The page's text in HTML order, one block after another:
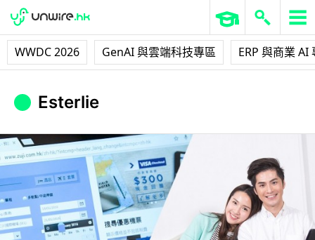
WWDC 2026 GenAI 與雲端科技專區 ERP 與商業 AI
Esterlie